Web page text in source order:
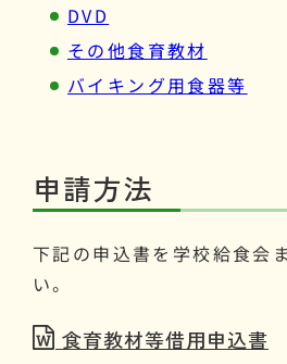
DVD
その他食育教材
バイキング用食器等
申請方法
下記の申込書を学校給食会
い。
食育教材等借用申込書